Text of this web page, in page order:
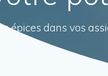
épices dans vos